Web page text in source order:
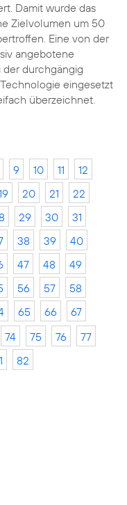
Damit wurde das
Zielvolumen um 50
Eine von der
angebotene
der durchgängig
eingesetzt
überzeichnet.
9 10 11
12
20 21
22
29 30
31
38 39
40
47 48
49
56 57
58
65 66
67
74 75 76
77
82